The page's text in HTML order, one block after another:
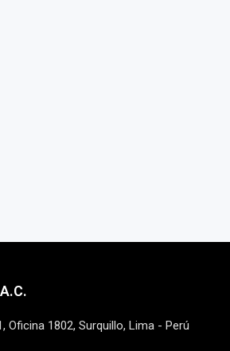
Oficina 1802, Surquillo, Lima - Perú